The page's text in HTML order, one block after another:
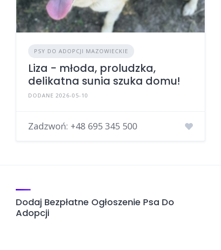
PSY DO ADOPCJI MAZOWIECKIE
Liza - młoda, proludzka,
delikatna sunia szuka domu!
DODANE 2026-05-10
Zadzwoń: +48 695 345 500
Dodaj Bezpłatne Ogłoszenie Psa Do
Adopcji